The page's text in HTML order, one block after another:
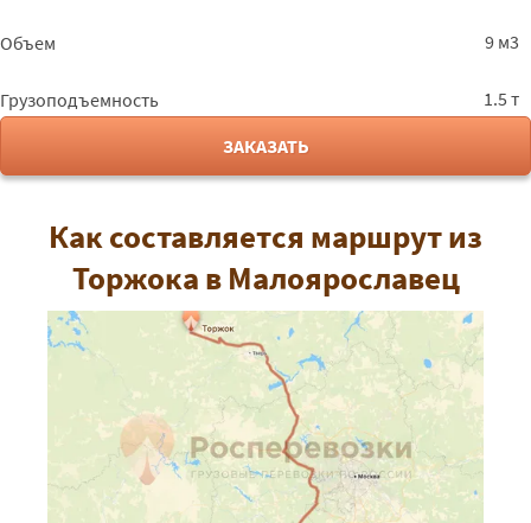
Объем 9 м3
Грузоподъемность
1.5 т
ЗАКАЗАТЬ
Как составляется маршрут из
Торжока в Малоярославец